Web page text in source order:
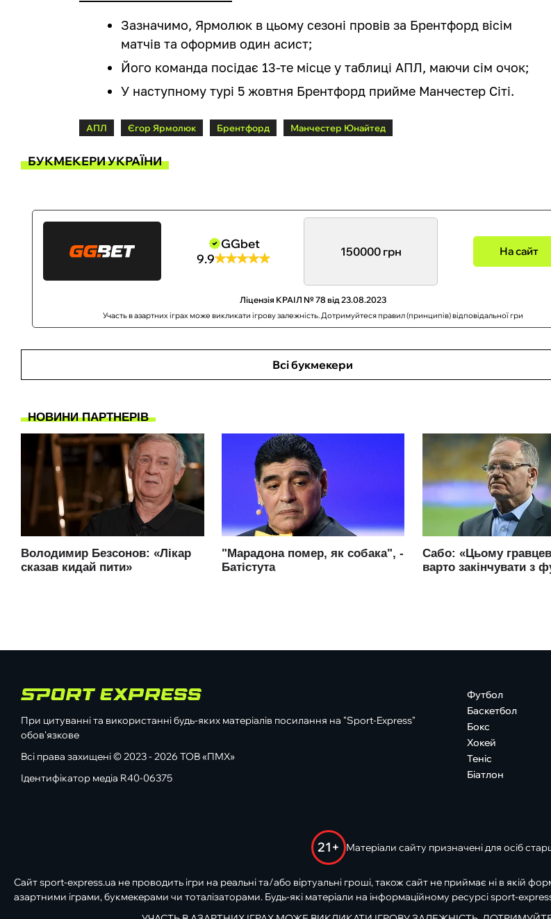
Зазначимо, Ярмолюк в цьому сезоні провів за Брентфорд вісім
матчів та оформив один асист;
Його команда посідає 13-те місце у таблиці АПЛ, маючи сім очок;
У наступному турі 5 жовтня Брентфорд прийме Манчестер Сіті.
АПЛ Єгор Ярмолюк Брентфорд Манчестер Юнайтед
БУКМЕКЕРИ УКРАЇНИ
GGbet
9.9
150000 грн На сайт
Ліцензія КРАІЛ № 78 від 23.08.2023
Участь в азартних іграх може викликати ігрову залежність. Дотримуйтеся правил (принципів) відповідальної гри
Всі букмекери
При цитуванні та використанні будь-яких матеріалів посилання на "Sport-Express"
обов'язкове
Всі права захищені © 2023 - 2026 ТОВ «ПМХ»
Ідентифікатор медіа R40-06375
Футбол
Баскетбол
Бокс
Хокей
Теніс
Біатлон
21+ Матеріали сайту призначені для осіб
Сайт sport-express.ua не проводить ігри на реальні та/або віртуальні гроші, також сайт не приймає ні в якій
азартними іграми, букмекерами чи тоталізаторами. Будь-які матеріали на інформаційному ресурсі sport-